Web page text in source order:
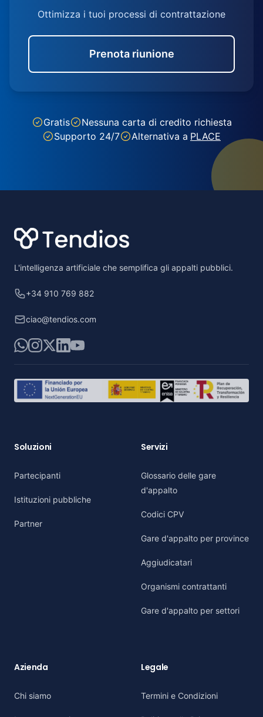
Ottimizza i tuoi processi di contrattazione
Prenota riunione
Gratis
Nessuna carta di credito richiesta
Supporto 24/7
Alternativa a PLACE
L'intelligenza artificiale che semplifica gli appalti pubblici.
+34 910 769 882
ciao@tendios.com
WhatsApp
Instagram
X LinkedIn
YouTube
Soluzioni
Partecipanti
Istituzioni pubbliche
Partner
Servizi
Glossario delle gare
d'appalto
Codici CPV
Gare d'appalto per province
Aggiudicatari
Organismi contrattanti
Gare d'appalto per settori
Azienda
Chi siamo
Legale
Termini e Condizioni